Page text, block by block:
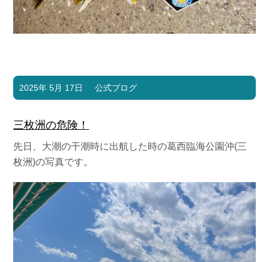
2025年 5月 17日 公式ブログ
三枚洲の危険！
先日、大潮の干潮時に出航した時の葛西臨海公園沖(三
枚洲)の写真です。